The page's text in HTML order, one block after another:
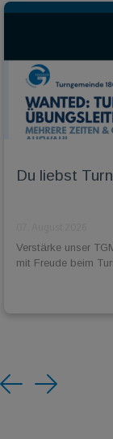
Du liebst
Verstärke unser
mit Freude beim
Previous
Next